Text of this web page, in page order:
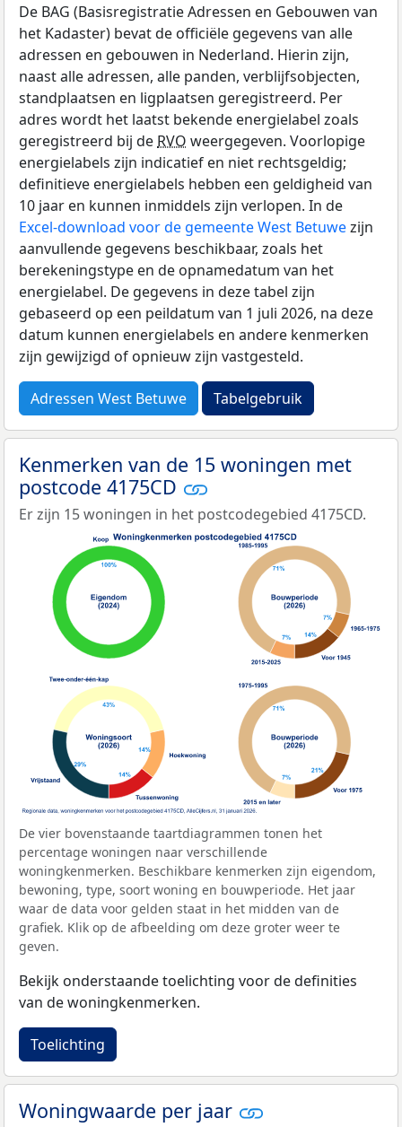
De BAG (Basisregistratie Adressen en Gebouwen van
het Kadaster) bevat de officiële gegevens van alle
adressen en gebouwen in Nederland. Hierin zijn,
naast alle adressen, alle panden, verblijfsobjecten,
standplaatsen en ligplaatsen geregistreerd. Per
adres wordt het laatst bekende energielabel zoals
geregistreerd bij de RVO weergegeven. Voorlopige
energielabels zijn indicatief en niet rechtsgeldig;
definitieve energielabels hebben een geldigheid van
10 jaar en kunnen inmiddels zijn verlopen. In de
Excel-download voor de gemeente West Betuwezijn
aanvullende gegevens beschikbaar, zoals het
berekeningstype en de opnamedatum van het
energielabel. De gegevens in deze tabel zijn
gebaseerd op een peildatum van 1 juli 2026, na deze
datum kunnen energielabels en andere kenmerken
zijn gewijzigd of opnieuw zijn vastgesteld.
Adressen West Betuwe Tabelgebruik
Kenmerken van de 15 woningen met
postcode 4175CD
Er zijn 15 woningen in het postcodegebied 4175CD.
De vier bovenstaande taartdiagrammen tonen het
percentage woningen naar verschillende
woningkenmerken. Beschikbare kenmerken zijn eigendom,
bewoning, type, soort woning en bouwperiode. Het jaar
waar de data voor gelden staat in het midden van de
grafiek. Klik op de afbeelding om deze groter weer te
geven.
Bekijk onderstaande toelichting voor de definities
van de woningkenmerken.
Toelichting
Woningwaarde per jaar